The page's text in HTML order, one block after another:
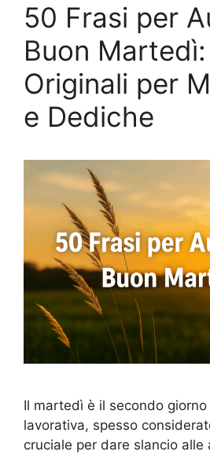
50 Frasi per
Buon
Originali per
e Dediche
Il martedì è il secondo
lavorativa, spesso
cruciale per dare slancio alle